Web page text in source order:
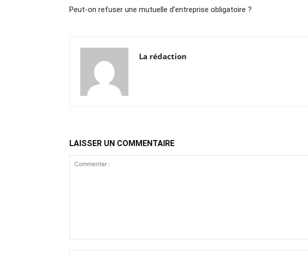
Peut-on refuser une mutuelle d’entreprise obligatoire ?
La rédaction
LAISSER UN COMMENTAIRE